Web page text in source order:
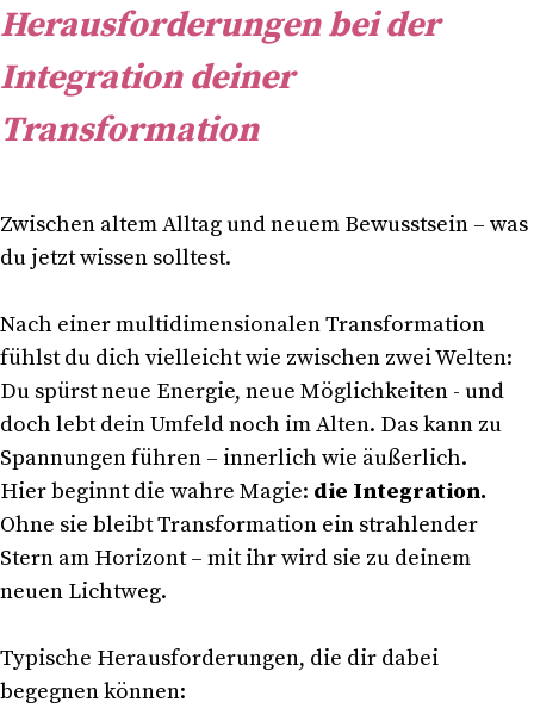
Herausforderungen bei der
Integration deiner
Transformation
Zwischen altem Alltag und neuem Bewusstsein – was
du jetzt wissen solltest.
Nach einer multidimensionalen Transformation
fühlst du dich vielleicht wie zwischen zwei Welten:
Du spürst neue Energie, neue Möglichkeiten - und
doch lebt dein Umfeld noch im Alten. Das kann zu
Spannungen führen – innerlich wie äußerlich.
Hier beginnt die wahre Magie: die Integration.
Ohne sie bleibt Transformation ein strahlender
Stern am Horizont – mit ihr wird sie zu deinem
neuen Lichtweg.
Typische Herausforderungen, die dir dabei
begegnen können: